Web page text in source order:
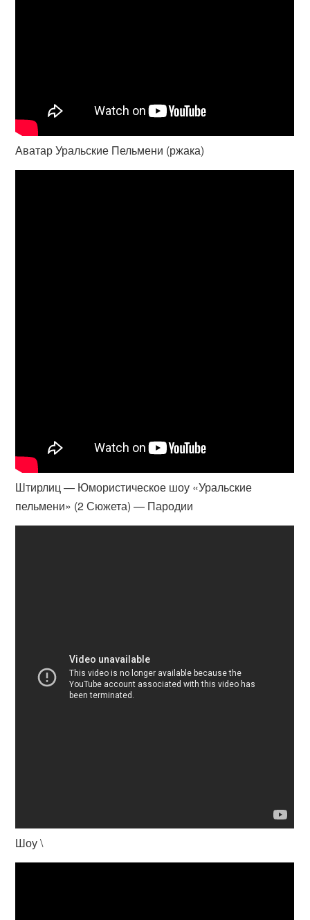
Аватар Уральские Пельмени (ржака)
Штирлиц — Юмористическое шоу «Уральские
пельмени» (2 Сюжета) — Пародии
Шоу \